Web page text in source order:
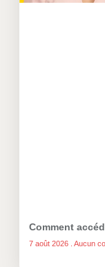
Comment
7 août 2026 Aucun